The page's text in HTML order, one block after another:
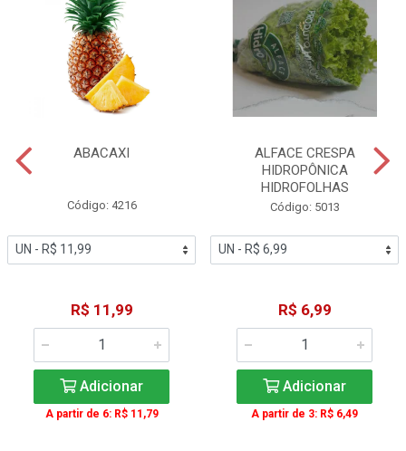
ABACAXI
Código: 4216
R$ 11,99
Adicionar
A partir de 6: R$ 11,79
ALFACE CRESPA
HIDROPÔNICA
HIDROFOLHAS
Código: 5013
R$ 6,99
Adicionar
A partir de 3: R$ 6,49